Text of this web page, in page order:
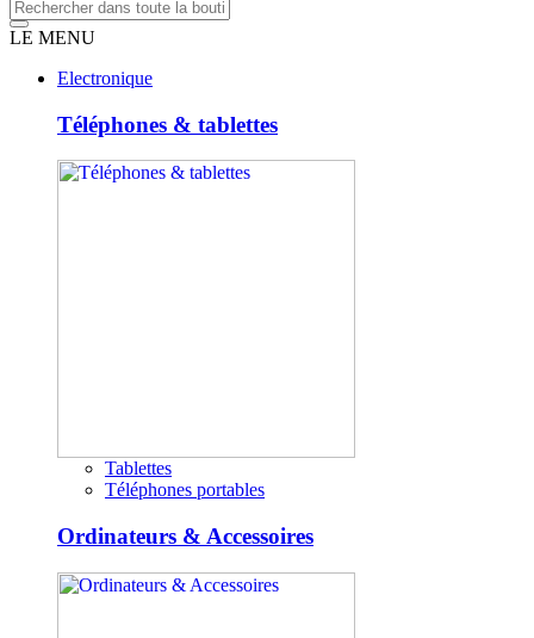
LE MENU
Electronique
Téléphones & tablettes
Tablettes
Téléphones portables
Ordinateurs & Accessoires